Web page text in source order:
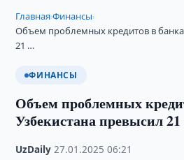
Главная›Финансы›
Объем проблемных кредитов в
21 …
ФИНАНСЫ
Объем проблемных
Узбекистана превысил
UzDaily ·27.01.2025 ·06:21